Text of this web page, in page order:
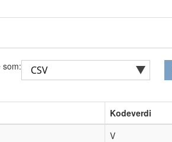
som:
Kodeverdi
V